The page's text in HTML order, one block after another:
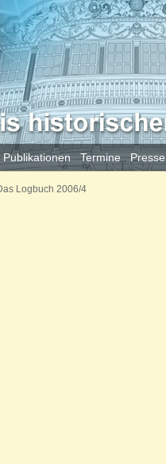
Publikationen Termine Presse
Logbuch 2006/4